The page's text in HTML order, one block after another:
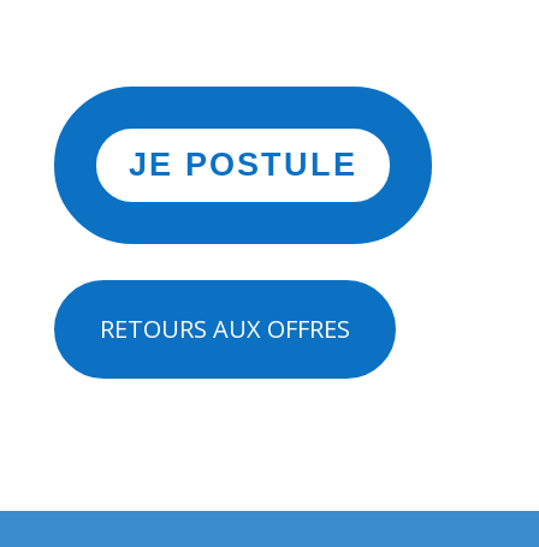
JE POSTULE
RETOURS AUX OFFRES